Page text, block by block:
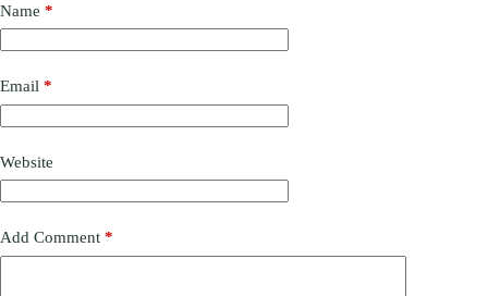
Name *
Email *
Website
Add Comment *